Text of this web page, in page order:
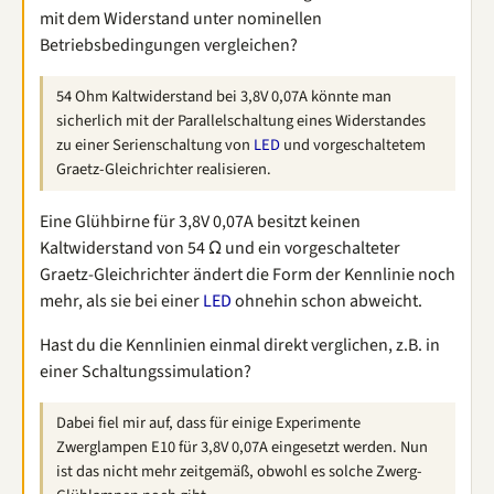
mit dem Widerstand unter nominellen
Betriebsbedingungen vergleichen?
54 Ohm Kaltwiderstand bei 3,8V 0,07A könnte man
sicherlich mit der Parallelschaltung eines Widerstandes
zu einer Serienschaltung von LEDund vorgeschaltetem
Graetz-Gleichrichter realisieren.
Eine Glühbirne für 3,8V 0,07A besitzt keinen
Kaltwiderstand von 54 Ω und ein vorgeschalteter
Graetz-Gleichrichter ändert die Form der Kennlinie noch
mehr, als sie bei einerLEDohnehin schon abweicht.
Hast du die Kennlinien einmal direkt verglichen, z.B. in
einer Schaltungssimulation?
Dabei fiel mir auf, dass für einige Experimente
Zwerglampen E10 für 3,8V 0,07A eingesetzt werden. Nun
ist das nicht mehr zeitgemäß, obwohl es solche Zwerg-